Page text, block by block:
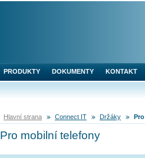
Hlavní strana Connect IT Držáky
Pro mobilní telefony
PRODUKTY DOKUMENTY KONTAKT